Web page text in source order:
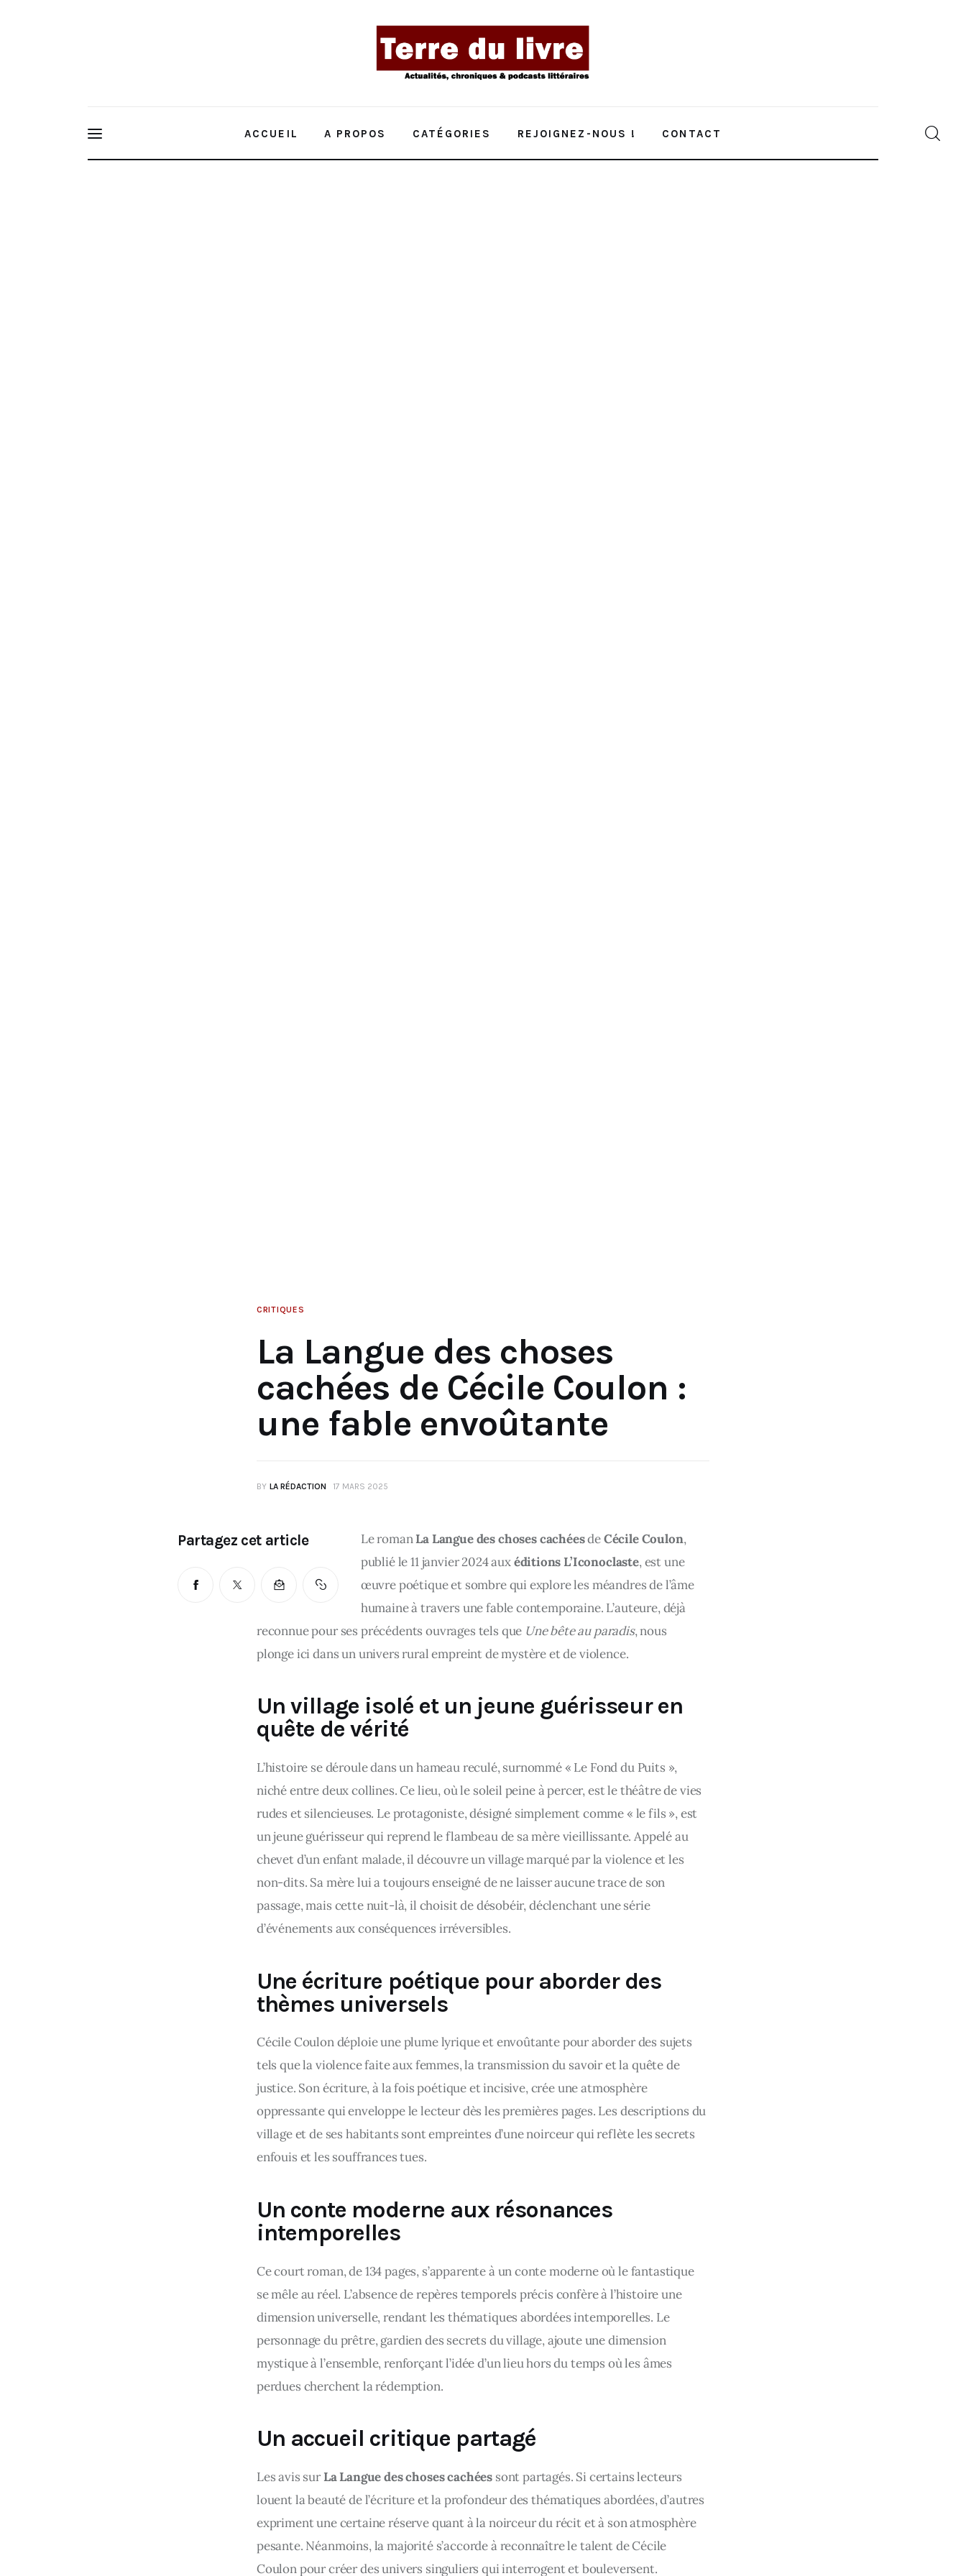
ACCUEIL A PROPOS CATÉGORIES REJOIGNEZ-NOUS ! CONTACT
CRITIQUES
La Langue des choses
cachées de Cécile Coulon :
une fable envoûtante
BY LA RÉDACTION 17 MARS 2025
Partagez cet article Le roman La Langue des choses cachées de Cécile Coulon,
publié le 11 janvier 2024 aux éditions L’Iconoclaste, est une
œuvre poétique et sombre qui explore les méandres de l’âme
humaine à travers une fable contemporaine. L’auteure, déjà
reconnue pour ses précédents ouvrages tels que Une bête au paradis, nous
plonge ici dans un univers rural empreint de mystère et de violence.​
Un village isolé et un jeune guérisseur en
quête de vérité
L’histoire se déroule dans un hameau reculé, surnommé « Le Fond du Puits »,
niché entre deux collines. Ce lieu, où le soleil peine à percer, est le théâtre de vies
rudes et silencieuses. Le protagoniste, désigné simplement comme « le fils », est
un jeune guérisseur qui reprend le flambeau de sa mère vieillissante. Appelé au
chevet d’un enfant malade, il découvre un village marqué par la violence et les
non-dits. Sa mère lui a toujours enseigné de ne laisser aucune trace de son
passage, mais cette nuit-là, il choisit de désobéir, déclenchant une série
d’événements aux conséquences irréversibles. ​
Une écriture poétique pour aborder des
thèmes universels
Cécile Coulon déploie une plume lyrique et envoûtante pour aborder des sujets
tels que la violence faite aux femmes, la transmission du savoir et la quête de
justice. Son écriture, à la fois poétique et incisive, crée une atmosphère
oppressante qui enveloppe le lecteur dès les premières pages. Les descriptions du
village et de ses habitants sont empreintes d’une noirceur qui reflète les secrets
enfouis et les souffrances tues. ​
Un conte moderne aux résonances
intemporelles
Ce court roman, de 134 pages, s’apparente à un conte moderne où le fantastique
se mêle au réel. L’absence de repères temporels précis confère à l’histoire une
dimension universelle, rendant les thématiques abordées intemporelles. Le
personnage du prêtre, gardien des secrets du village, ajoute une dimension
mystique à l’ensemble, renforçant l’idée d’un lieu hors du temps où les âmes
perdues cherchent la rédemption. ​
Un accueil critique partagé
Les avis sur La Langue des choses cachées sont partagés. Si certains lecteurs
louent la beauté de l’écriture et la profondeur des thématiques abordées, d’autres
expriment une certaine réserve quant à la noirceur du récit et à son atmosphère
pesante. Néanmoins, la majorité s’accorde à reconnaître le talent de Cécile
Coulon pour créer des univers singuliers qui interrogent et bouleversent.